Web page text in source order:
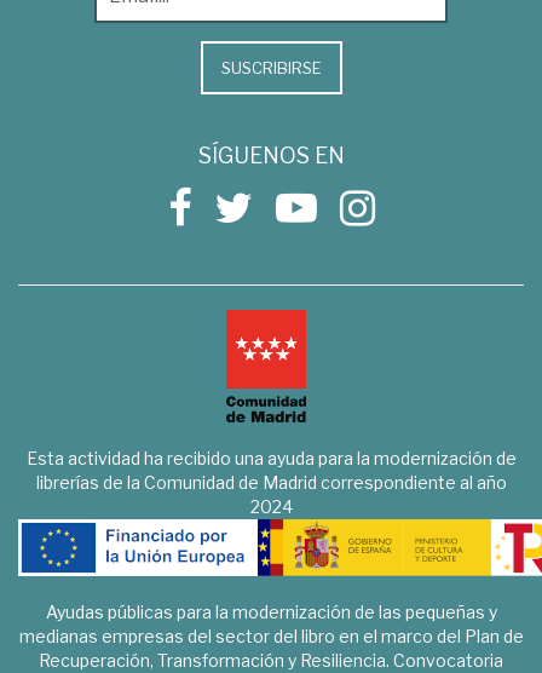
SUSCRIBIRSE
SÍGUENOS EN
Esta actividad ha recibido una ayuda para la modernización de
librerías de la Comunidad de Madrid correspondiente al año
2024
Ayudas públicas para la modernización de las pequeñas y
medianas empresas del sector del libro en el marco del Plan de
Recuperación, Transformación y Resiliencia. Convocatoria